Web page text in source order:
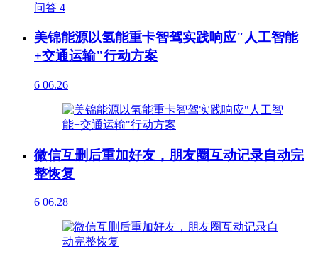
问答 4
美锦能源以氢能重卡智驾实践响应"人工智能
+交通运输"行动方案
6 06.26
微信互删后重加好友，朋友圈互动记录自动完
整恢复
6 06.28